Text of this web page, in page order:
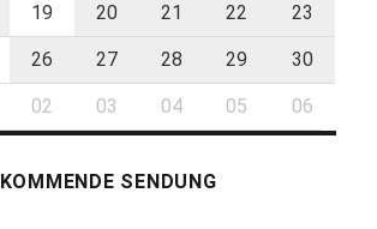
19 20 21 22 23
26 27 28 29 30
02 03 04 05 06
KOMMENDE SENDUNG